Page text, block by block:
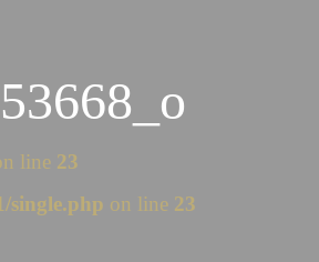
line 23
single.php on line 23